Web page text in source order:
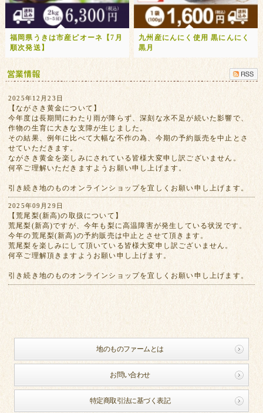
福岡県うきは市産ピオーネ【7月
順次発送】
九州産にんにく使用 黒にんにく
黒月
2025年12月23日
【ながさき黄金について】
今年度は長期間にわたり雨が降らず、深刻な水不足が続いた影響で、
作物の生育に大きな支障が生じました。
その結果、例年に比べて大幅な不作の為、今期の予約販売を中止とさ
せていただきます。
ながさき黄金を楽しみにされている皆様大変申し訳ございません。
何卒ご理解いただきますようお願い申し上げます。
引き続き地のものオンラインショップを宜しくお願い申し上げます。
2025年09月29日
【荒尾梨(新高)の取扱について】
荒尾梨(新高)ですが、今年も梨に高温障害が発生している状況です。
今年の荒尾梨(新高)の予約販売は中止とさせて頂きます。
荒尾梨を楽しみにして頂いている皆様大変申し訳ございません。
何卒ご理解頂きますようお願い申し上げます。
引き続き地のものオンラインショップを宜しくお願い申し上げます。
地のものファームとは
お問い合わせ
特定商取引法に基づく表記